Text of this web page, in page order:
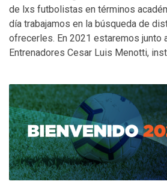
de lxs futbolistas en términos
día trabajamos en la búsqueda de
ofrecerles. En 2021 estaremos junto
Entrenadores Cesar Luis Menotti,